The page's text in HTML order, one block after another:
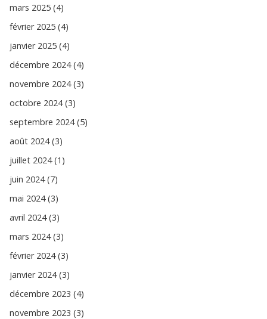
mars 2025 (4)
février 2025 (4)
janvier 2025 (4)
décembre 2024 (4)
novembre 2024 (3)
octobre 2024 (3)
septembre 2024 (5)
août 2024 (3)
juillet 2024 (1)
juin 2024 (7)
mai 2024 (3)
avril 2024 (3)
mars 2024 (3)
février 2024 (3)
janvier 2024 (3)
décembre 2023 (4)
novembre 2023 (3)